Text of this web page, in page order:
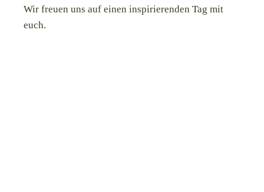
Wir freuen uns auf einen inspirierenden Tag mit
euch.